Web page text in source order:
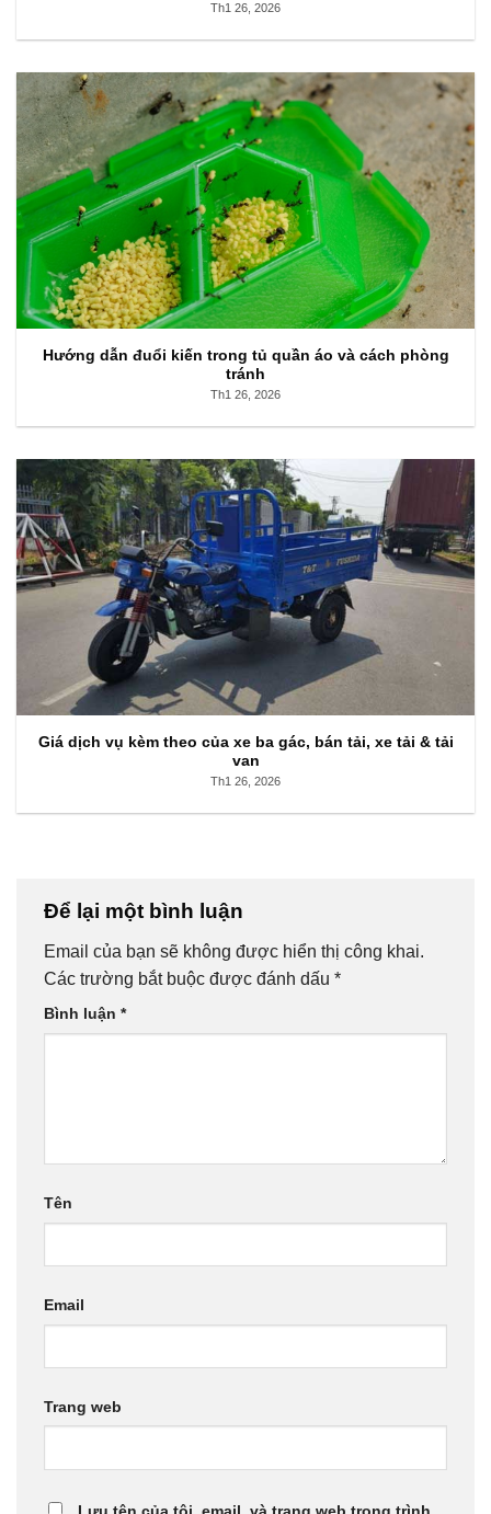
Th1 26, 2026
Hướng dẫn đuổi kiến trong tủ quần áo và cách phòng
tránh
Th1 26, 2026
Giá dịch vụ kèm theo của xe ba gác, bán tải, xe tải & tải
van
Th1 26, 2026
Để lại một bình luận
Email của bạn sẽ không được hiển thị công khai.
Các trường bắt buộc được đánh dấu *
Bình luận *
Tên
Email
Trang web
Lưu tên của tôi, email, và trang web trong trình